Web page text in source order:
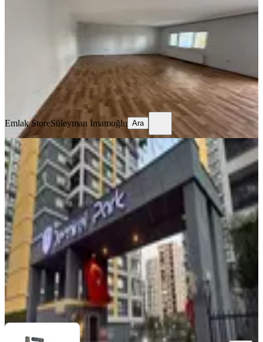
2. Kat·04.08.2026
27.000 ₺
Süleyman İmamoğlu
Emlak StoreSüleyman İmamoğlu Ara
YENİ
İzden Demirelpark Sitesinde 2+1
Kiralık
Seyhan, Pınar Mahallesi
2+1·110 m²·1. Kat 03.08.2026
300.000 ₺
İZ - art GAYRİMENKULOnur G
Ara